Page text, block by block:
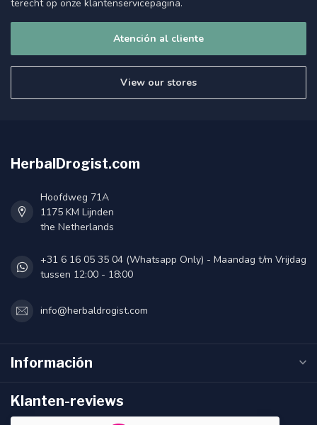
terecht op onze klantenservicepagina.
Atención al cliente
View our stores
HerbalDrogist.com
Hoofdweg 71A
1175 KM Lijnden
the Netherlands
+31 6 16 05 35 04 (Whatsapp Only) - Maandag t/m Vrijdag
tussen 12:00 - 18:00
info@herbaldrogist.com
Información
Klanten-reviews